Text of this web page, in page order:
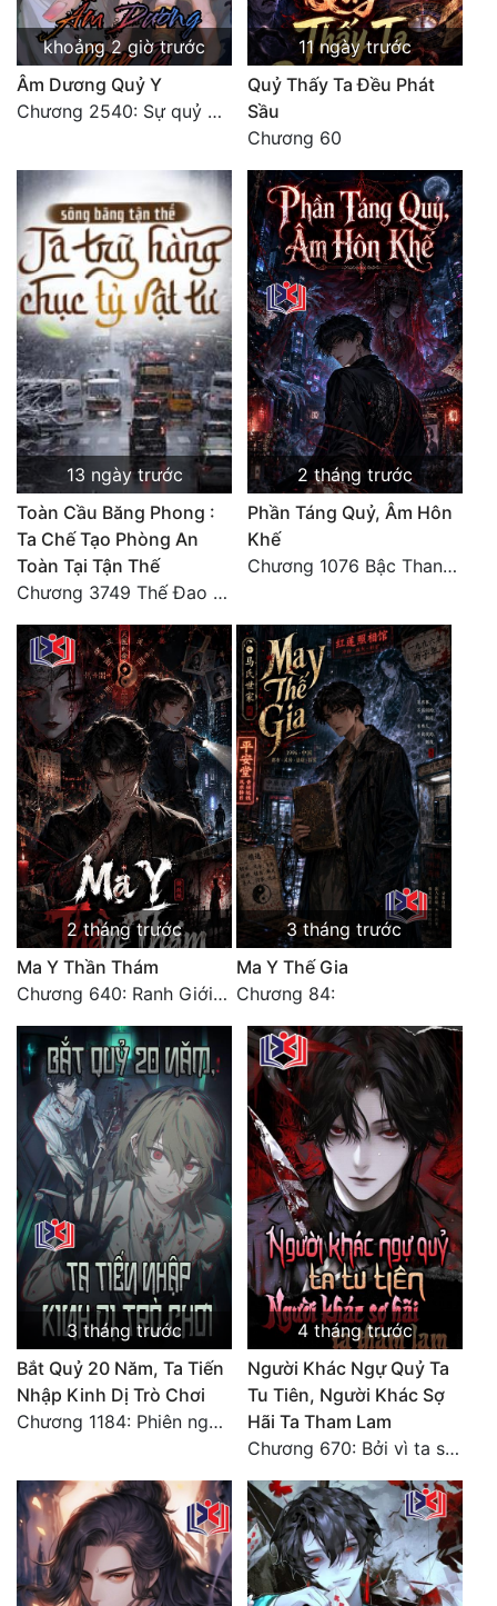
Quân Sự
Sảng Văn
Sắc
Sủng
Thanh Xuân
Tiên Hiệp
Tiểu Thuyết
Trinh Thám
Triều Đấu
Trùng Sinh
Trọng Sinh
Tu Chân
Tu Tiên
Vô Địch
Võ Hiệp
Võng Du
Xuyên Không
Xuyên Nhanh
Xuyên Sách
Xuyên Thư
Điền Văn
Đông Phương
Đông Phương Huyền Huyễn
Đồng Nhân
Cẩu Đạo Trường Sinh
Ngự Thú
Truyện Nam
Truyện Nữ
Vô Địch Lưu
Đam Mỹ
Đẹp
Đẹp Hiệp
khoảng 2 giờ trước
Âm Dương Quỷ Y
Chương 2540: Sự quỷ dị của Lý Trường Phong
11 ngày trước
Quỷ Thấy Ta Đều Phát
Sầu
Chương 60
13 ngày trước
Toàn Cầu Băng Phong :
Ta Chế Tạo Phòng An
Toàn Tại Tận Thế
Chương 3749 Thế Đao xuất kích
2 tháng trước
Phần Táng Quỷ, Âm Hôn
Khế
Chương 1076 Bậc Thang Lên Ngôi Vua (Kết Thúc)
2 tháng trước
Ma Y Thần Thám
Chương 640: Ranh Giới Sinh Tử, Sự Trừng Phạt Vĩnh Hằng [HẾT]
3 tháng trước
Ma Y Thế Gia
Chương 84:
3 tháng trước
Bắt Quỷ 20 Năm, Ta Tiến
Nhập Kinh Dị Trò Chơi
Chương 1184: Phiên ngoại - Vận mệnh sẽ có sự sắp đặt tốt nhất (2)
4 tháng trước
Người Khác Ngự Quỷ Ta
Tu Tiên, Người Khác Sợ
Hãi Ta Tham Lam
Chương 670: Bởi vì ta sinh ra ở nơi này (đại kết cục)